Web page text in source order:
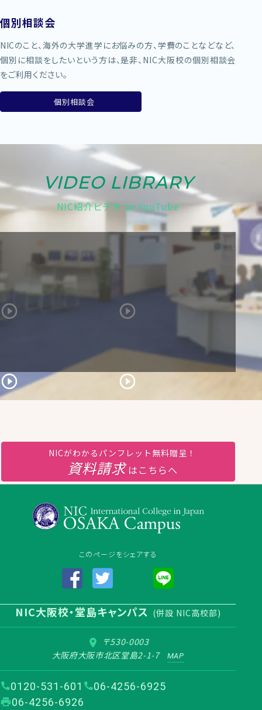
個別相談会
NICのこと、海外の大学進学にお悩みの方、学費のことなどなど、
個別に相談をしたいという方は、是非、NIC大阪校の個別相談会
をご利用ください。
個別相談会
VIDEO LIBRARY
NIC紹介ビデオ on YouTube
NICがわかるパンフレット無料贈呈！
資料請求はこちらへ
このページをシェアする
NIC大阪校・堂島キャンパス (併設 NIC高校部)
〒530-0003
大阪府大阪市北区堂島2-1-7
MAP
0120-531-601
06-4256-6925
06-4256-6926